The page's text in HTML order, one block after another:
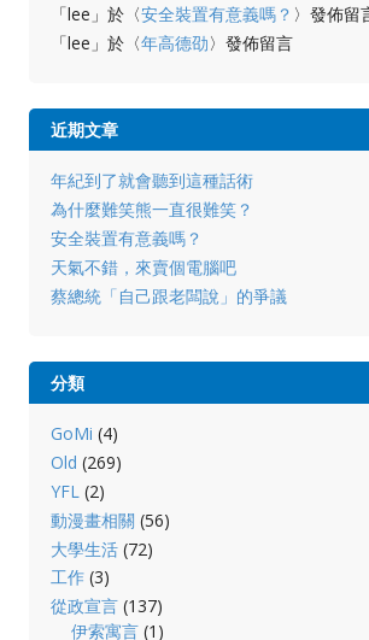
「lee 」於〈安全裝置有意義嗎？ 〉發佈留
「lee 」於〈年高德劭〉發佈留言
近期文章
年紀到了就會聽到這種話術
為什麼難笑熊一直很難笑？
安全裝置有意義嗎？
天氣不錯，來賣個電腦吧
蔡總統「自己跟老闆說」的爭議
分類
GoMi (4)
Old (269)
YFL(2)
動漫畫相關 (56)
大學生活(72)
工作(3)
從政宣言(137)
伊索寓言 (1)